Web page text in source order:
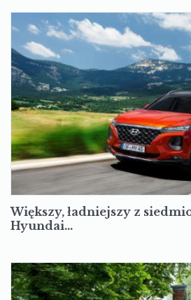
Większy, ładniejszy z
Hyundai…